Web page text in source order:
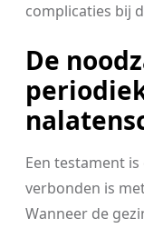
complicaties bij
De
Een testament
verbonden is
Wanneer de